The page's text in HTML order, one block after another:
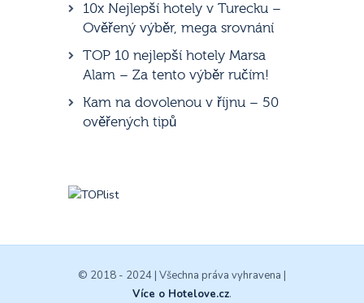
10x Nejlepší hotely v Turecku –
Ověřený výběr, mega srovnání
TOP 10 nejlepší hotely Marsa
Alam – Za tento výběr ručím!
Kam na dovolenou v říjnu – 50
ověřených tipů
© 2018 - 2024 | Všechna práva vyhravena |
Více o Hotelove.cz.